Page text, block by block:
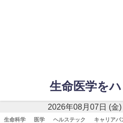
生命医学を
2026年08月07日 (金
生命科学 医学 ヘルステック キャリアパ